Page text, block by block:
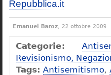
Repubblica.it
Emanuel Baroz, 22 ottobre 2009
Categorie:
Revisionismo,
Tags: Antisemitismo,